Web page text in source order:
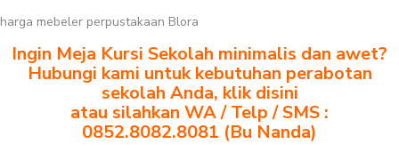
harga mebeler perpustakaan Blora
Ingin Meja Kursi Sekolah minimalis dan awet?
Hubungi kami untuk kebutuhan perabotan
sekolah Anda, klik disini
atau silahkan WA / Telp / SMS :
0852.8082.8081 (Bu Nanda)